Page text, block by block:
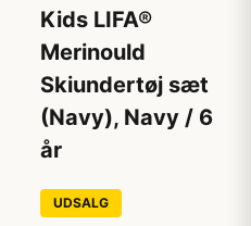
Kids LIFA®
Merinould
Skiundertøj sæt
(Navy), Navy / 6
år
UDSALG